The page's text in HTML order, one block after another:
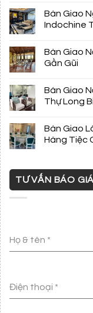
Bàn Giao
Indochine
Bàn Giao
Gần Gũi
Bàn Giao
Thự Long
Bàn Giao
Hàng Tiệc
TƯ VẤN BÁO GIÁ
Họ & tên *
Điện thoại *